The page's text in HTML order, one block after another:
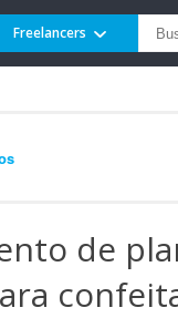
Freelancers
de